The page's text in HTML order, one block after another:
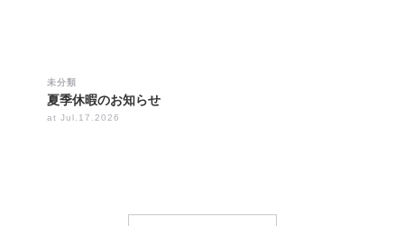
未分類
夏季休暇のお知らせ
at Jul.17.2026